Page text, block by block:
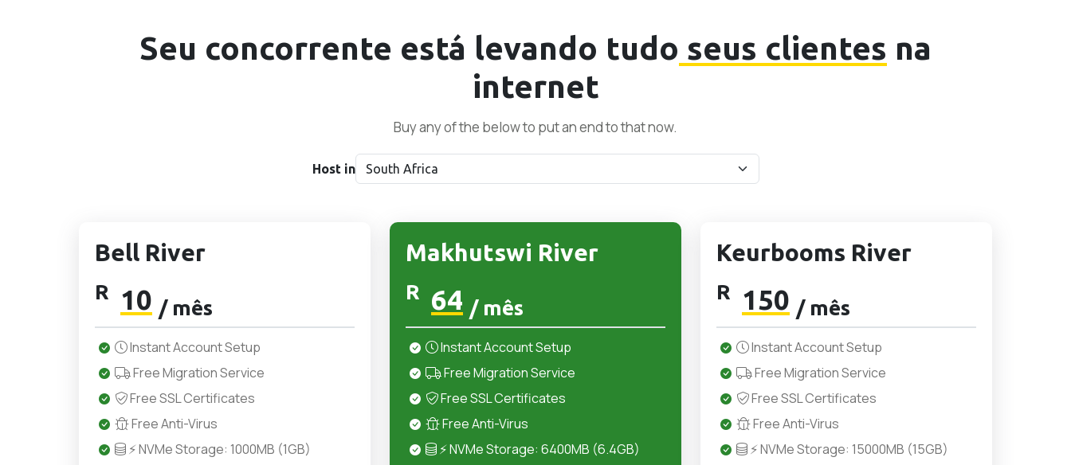
Seu concorrente está levando tudo seus clientes na
internet
Buy any of the below to put an end to that now.
Host in
Bell River
R 10 / mês
Instant Account Setup
Free Migration Service
Free SSL Certificates
Free Anti-Virus
⚡ NVMe Storage: 1000MB (1GB)
Makhutswi River
R 64 / mês
Instant Account Setup
Free Migration Service
Free SSL Certificates
Free Anti-Virus
⚡ NVMe Storage: 6400MB (6.4GB)
Keurbooms River
R 150 / mês
Instant Account Setup
Free Migration Service
Free SSL Certificates
Free Anti-Virus
⚡ NVMe Storage: 15000MB (15GB)